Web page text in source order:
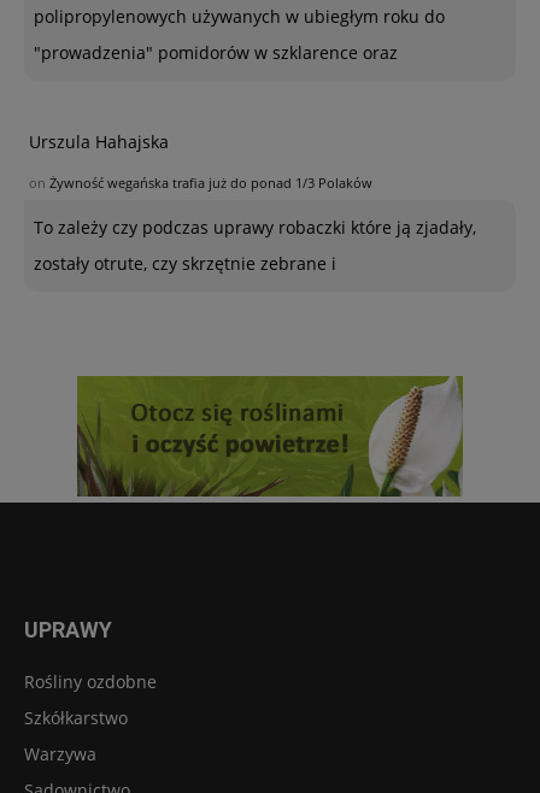
polipropylenowych używanych w ubiegłym roku do
"prowadzenia" pomidorów w szklarence oraz
Urszula Hahajska
on Żywność wegańska trafia już do ponad 1/3 Polaków
To zależy czy podczas uprawy robaczki które ją zjadały,
zostały otrute, czy skrzętnie zebrane i
UPRAWY
Rośliny ozdobne
Szkółkarstwo
Warzywa